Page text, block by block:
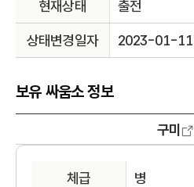
현재상태 출전
상태변경일자 2023-01-11
보유 싸움소 정보
구미
체급 병